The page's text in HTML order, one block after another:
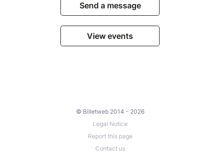
Send a message
View events
© Billetweb 2014 - 2026
Legal Notice
Report this page
Contact us